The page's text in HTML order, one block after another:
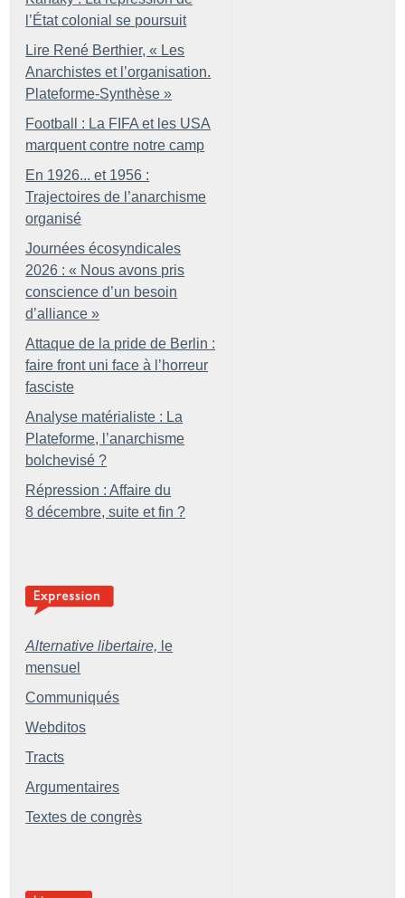
l’État colonial se poursuit
Lire René Berthier, « Les
Anarchistes et l’organisation.
Plateforme-Synthèse »
Football : La FIFA et les USA
marquent contre notre camp
En 1926... et 1956 :
Trajectoires de l’anarchisme
organisé
Journées écosyndicales
2026 : « Nous avons pris
conscience d’un besoin
d’alliance »
Attaque de la pride de Berlin :
faire front uni face à l’horreur
fasciste
Analyse matérialiste : La
Plateforme, l’anarchisme
bolchevisé ?
Répression : Affaire du
8 décembre, suite et fin ?
Alternative libertaire, le
mensuel
Communiqués
Webditos
Tracts
Argumentaires
Textes de congrès